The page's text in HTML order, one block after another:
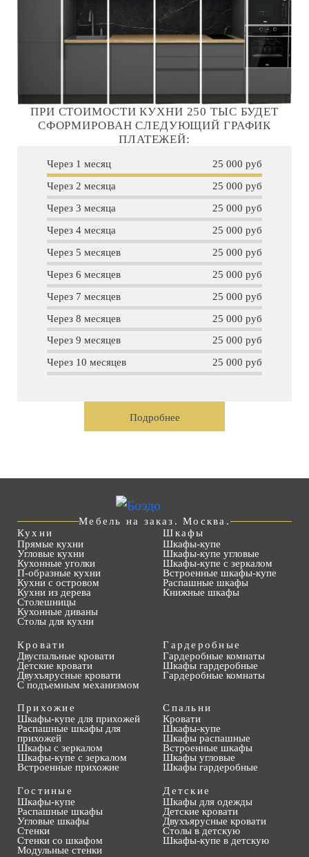
ПРИ СТОИМОСТИ КУХНИ 250 ТЫС БУДЕТ
СФОРМИРОВАН СЛЕДУЮЩИЙ ГРАФИК
ПЛАТЕЖЕЙ:
Через 1 месяц
25 000 руб
Через 2 месяца
25 000 руб
Через 3 месяца
25 000 руб
Через 4 месяца
25 000 руб
Через 5 месяцев
25 000 руб
Через 6 месяцев
25 000 руб
Через 7 месяцев
25 000 руб
Через 8 месяцев
25 000 руб
Через 9 месяцев
25 000 руб
Через 10 месяцев
25 000 руб
Подробнее
Мебель на заказ. Москва.
Кухни
Прямые кухни
Угловые кухни
Кухонные уголки
П-образные кухни
Кухни с островом
Кухни из дерева
Столешницы
Кухонные диваны
Столы для кухни
Шкафы
Шкафы-купе
Шкафы-купе угловые
Шкафы-купе с зеркалом
Встроенные шкафы-купе
Распашные шкафы
Книжные шкафы
Кровати
Двуспальные кровати
Детские кровати
Двухъярусные кровати
С подъемным механизмом
Гардеробные
Гардеробные комнаты
Шкафы гардеробные
Гардеробные комнаты
Прихожие
Шкафы-купе для прихожей
Распашные шкафы для
прихожей
Шкафы с зеркалом
Шкафы-купе с зеркалом
Встроенные прихожие
Спальни
Кровати
Шкафы-купе
Шкафы распашные
Встроенные шкафы
Шкафы угловые
Шкафы гардеробные
Гостиные
Шкафы-купе
Распашные шкафы
Угловые шкафы
Стенки
Стенки со шкафом
Модульные стенки
Детские
Шкафы для одежды
Детские кровати
Двухъярусные кровати
Столы в детскую
Шкафы-купе в детскую